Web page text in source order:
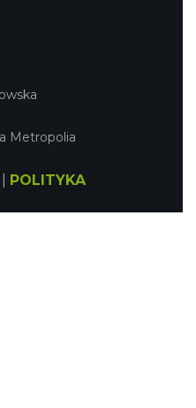
Metropolia
POLITYKA